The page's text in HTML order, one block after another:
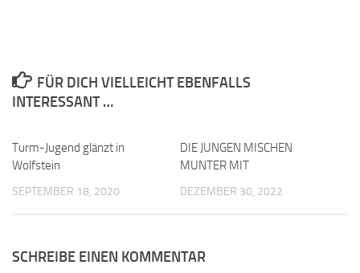
FÜR DICH VIELLEICHT EBENFALLS
INTERESSANT …
Turm-Jugend glänzt in
Wolfstein
SEPTEMBER 18, 2020
DIE JUNGEN MISCHEN
MUNTER MIT
DEZEMBER 30, 2022
SCHREIBE EINEN KOMMENTAR